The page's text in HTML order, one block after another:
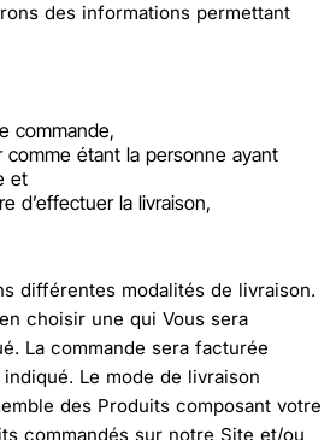
des informations permettant
commande,
comme étant la personne ayant
et
d’effectuer la livraison,
différentes modalités de livraison.
choisir une qui Vous sera
La commande sera facturée
Le mode de livraison
des Produits composant votre
commandés sur notre Site et/ou